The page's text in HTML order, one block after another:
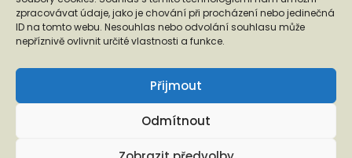
zpracovávat údaje, jako je chování při procházení nebo jedinečná
ID na tomto webu. Nesouhlas nebo odvolání souhlasu může
nepříznivě ovlivnit určité vlastnosti a funkce.
Přijmout
Odmítnout
❬ ❭